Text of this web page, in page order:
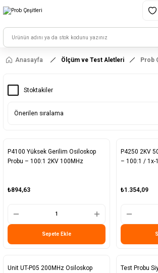
HAYAL ET - TASARLA - ÇALIŞTIR
Anasayfa Ölçüm ve Test Aletleri Prob
Stoktakiler
P4100 Yüksek Gerilim Osiloskop
Probu – 100:1 2KV 100MHz
₺894,63
Sepete Ekle
P4250 2KV
– 100:1 / 1x-
₺1.354,09
Unit UT-P05 200MHz Osiloskop
Test Probu